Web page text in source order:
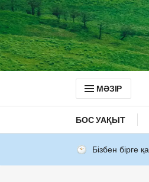
МӘЗІР
БОС УАҚЫТ
Бізбен бірге